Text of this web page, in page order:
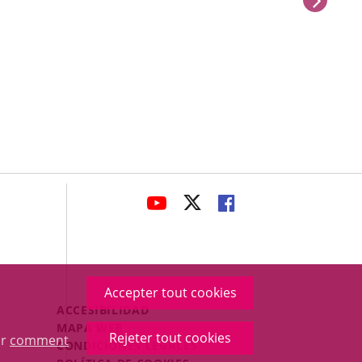
comment
Accepter tout cookies
Rejeter tout cookies
ENLACE
APLICACIÓN
EXTERNA.
ENLACE
APLICACIÓN
EXTERNA.
ENLACE
APLICACIÓN
EXTERNA.
Menú
Legal
Footer
ACCESIBILIDAD
MAPA WEB
CONDICIONES LEGALES